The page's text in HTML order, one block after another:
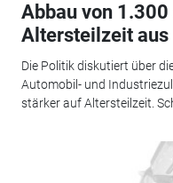
Abbau von
Altersteilzeit aus
Die Politik diskutiert über
Automobil- und
stärker auf Altersteilzeit.